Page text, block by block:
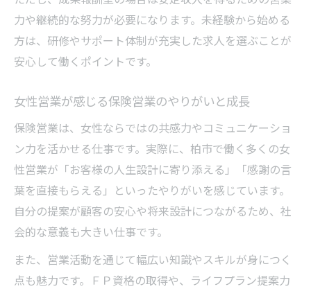
力や継続的な努力が必要になります。未経験から始める
方は、研修やサポート体制が充実した求人を選ぶことが
安心して働くポイントです。
女性営業が感じる保険営業のやりがいと成長
保険営業は、女性ならではの共感力やコミュニケーショ
ン力を活かせる仕事です。実際に、柏市で働く多くの女
性営業が「お客様の人生設計に寄り添える」「感謝の言
葉を直接もらえる」といったやりがいを感じています。
自分の提案が顧客の安心や将来設計につながるため、社
会的な意義も大きい仕事です。
また、営業活動を通じて幅広い知識やスキルが身につく
点も魅力です。ＦＰ資格の取得や、ライフプラン提案力